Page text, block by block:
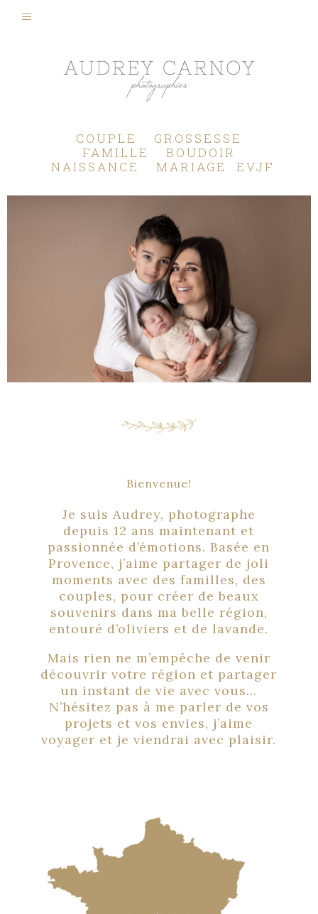
COUPLE
GROSSESSE
FAMILLE
BOUDOIR
NAISSANCE
MARIAGE EVJF
Bienvenue!
Je suis Audrey, photographe
depuis 12 ans maintenant et
passionnée d’émotions. Basée en
Provence, j’aime partager de joli
moments avec des familles, des
couples, pour créer de beaux
souvenirs dans ma belle région,
entouré d’oliviers et de lavande.
Mais rien ne m’empêche de venir
découvrir votre région et partager
un instant de vie avec vous…
N’hésitez pas à me parler de vos
projets et vos envies, j’aime
voyager et je viendrai avec plaisir.